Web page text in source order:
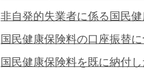
非自発的失業者に係る国民
国民健康保険料の口座振替
国民健康保険料を既に納付